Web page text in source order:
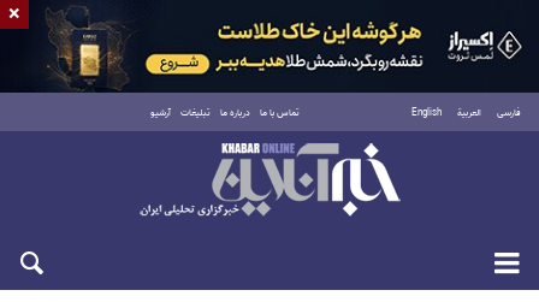
فارسی العربية English تماس با ما درباره ما تبلیغات آرشیو
پنجشنبه ۱۵ مرداد ۱۴۰۵
×